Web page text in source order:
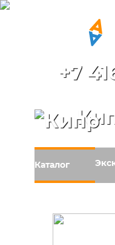
+7
Каталог